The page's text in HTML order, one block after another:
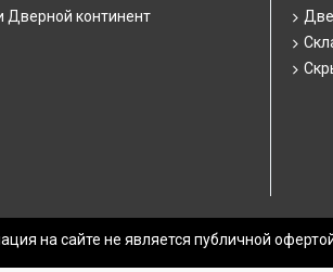
Дверной континент
на сайте не является публичной